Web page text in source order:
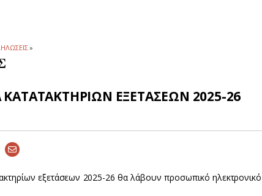
»
ΕΞΕΤΑΣΕΩΝ 2025-26
εξετάσεων 2025-26 θα λάβουν προσωπικό